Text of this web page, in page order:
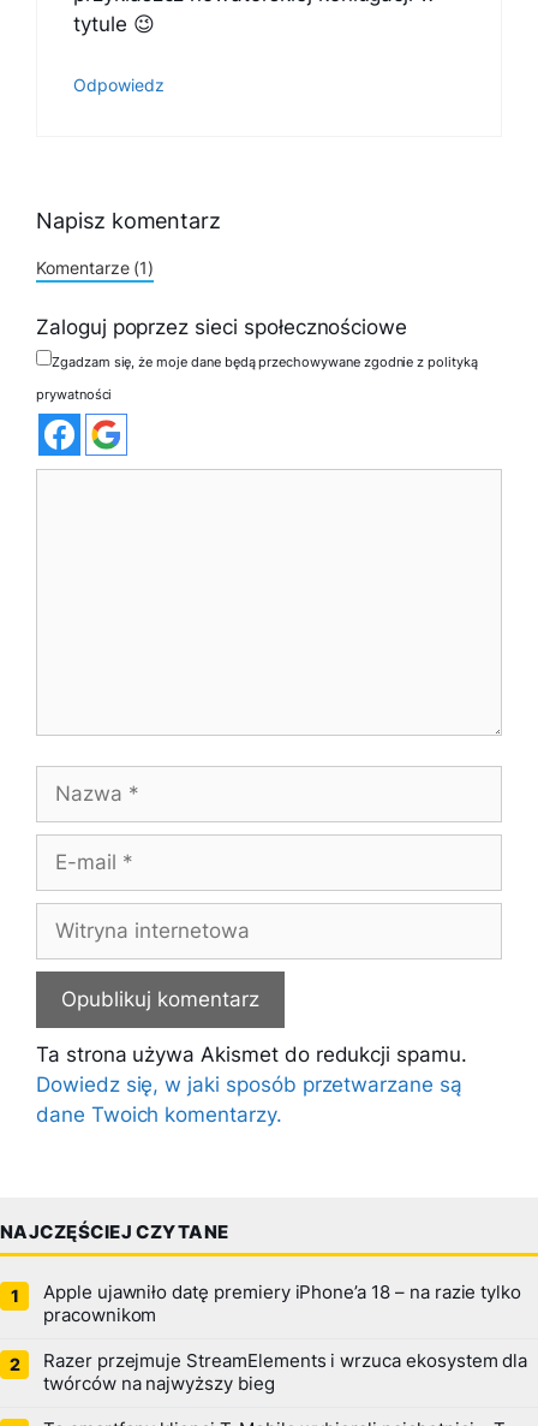
tytule 😉
Odpowiedz
Napisz komentarz
Komentarze (1)
Zaloguj poprzez sieci społecznościowe
Zgadzam się, że moje dane będą przechowywane zgodnie z polityką
prywatności
Nazwa
Witryna
internetowa
Ta strona używa Akismet do redukcji spamu.
Dowiedz się, w jaki sposób przetwarzane są
dane Twoich komentarzy.
NAJCZĘŚCIEJ CZYTANE
Apple ujawniło datę premiery iPhone’a 18 – na razie tylko
pracownikom
Razer przejmuje StreamElements i wrzuca ekosystem dla
twórców na najwyższy bieg